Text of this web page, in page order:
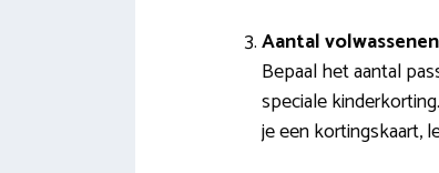
Aantal
Bepaal het aantal
speciale
je een kortingskaart,